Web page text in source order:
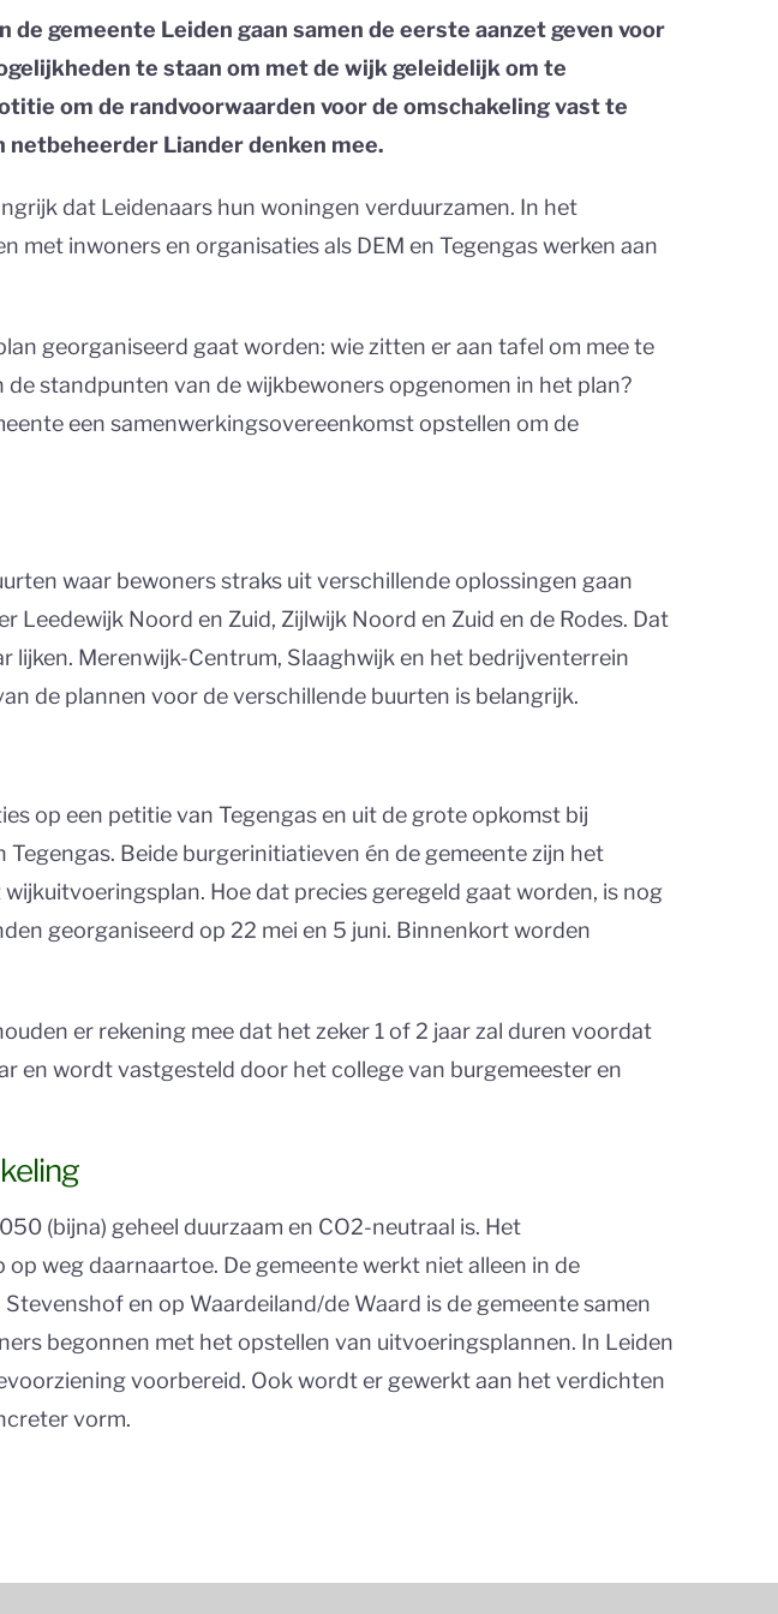
gemeente Leiden gaan samen de eerste aanzet geven voor
te staan om met de wijk geleidelijk om te
om de randvoorwaarden voor de omschakeling vast te
netbeheerder Liander denken mee.
dat Leidenaars hun woningen verduurzamen. In het
inwoners en organisaties als DEM en Tegengas werken aan
georganiseerd gaat worden: wie zitten er aan tafel om mee te
standpunten van de wijkbewoners opgenomen in het plan?
een samenwerkingsovereenkomst opstellen om de
waar bewoners straks uit verschillende oplossingen gaan
Noord en Zuid, Zijlwijk Noord en Zuid en de Rodes. Dat
Merenwijk-Centrum, Slaaghwijk en het bedrijventerrein
de plannen voor de verschillende buurten is belangrijk.
op een petitie van Tegengas en uit de grote opkomst bij
Beide burgerinitiatieven én de gemeente zijn het
Hoe dat precies geregeld gaat worden, is nog
georganiseerd op 22 mei en 5 juni. Binnenkort worden
er rekening mee dat het zeker 1 of 2 jaar zal duren voordat
en wordt vastgesteld door het college van burgemeester en
(bijna) geheel duurzaam en CO2-neutraal is. Het
weg daarnaartoe. De gemeente werkt niet alleen in de
en op Waardeiland/de Waard is de gemeente samen
begonnen met het opstellen van uitvoeringsplannen. In Leiden
voorbereid. Ook wordt er gewerkt aan het verdichten
vorm.